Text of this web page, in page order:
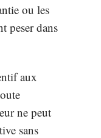
ou les
peser dans
aux
ne peut
sans